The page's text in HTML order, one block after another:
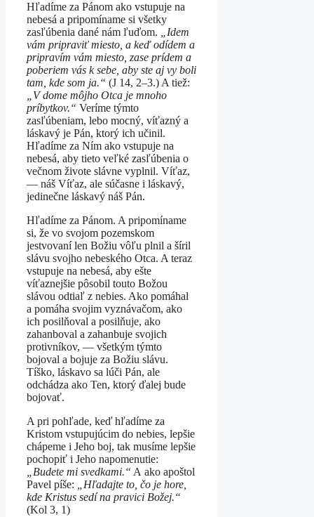
Hľadíme za Pánom ako vstupuje na
nebesá a pripomíname si všetky
zasľúbenia dané nám ľuďom.
„Idem
vám pripraviť miesto, a keď odídem a
pripravím vám miesto, zase prídem a
poberiem vás k sebe, aby ste aj vy boli
tam, kde som ja.“ (J 14, 2–3.) A tiež:
„V dome môjho Otca je mnoho
príbytkov.“ Veríme týmto
zasľúbeniam, lebo mocný, víťazný a
láskavý je Pán, ktorý ich učinil.
Hľadíme za Ním ako vstupuje na
nebesá, aby tieto veľké zasľúbenia o
večnom živote slávne vyplnil. Víťaz,
— náš Víťaz, ale súčasne i láskavý,
jedinečne láskavý náš Pán.
Hľadíme za Pánom. A pripomíname
si, že vo svojom pozemskom
jestvovaní len Božiu vôľu plnil a šíril
slávu svojho nebeského Otca. A teraz
vstupuje na nebesá, aby ešte
víťaznejšie pôsobil touto Božou
slávou odtiaľ z nebies. Ako pomáhal
a pomáha svojim vyznávačom, ako
ich posilňoval a posilňuje, ako
zahanboval a zahanbuje svojich
protivníkov, — všetkým týmto
bojoval a bojuje za Božiu slávu.
Tíško, láskavo sa lúči Pán, ale
odchádza ako Ten, ktorý ďalej bude
bojovať.
A pri pohľade, keď hľadíme za
Kristom vstupujúcim do nebies, lepšie
chápeme i Jeho boj, tak musíme lepšie
pochopiť i Jeho napomenutie:
„Budete mi svedkami.“ A ako apoštol
Pavel píše:
„Hľadajte to, čo je hore,
kde Kristus sedí na pravici Božej.“
(Kol 3, 1)